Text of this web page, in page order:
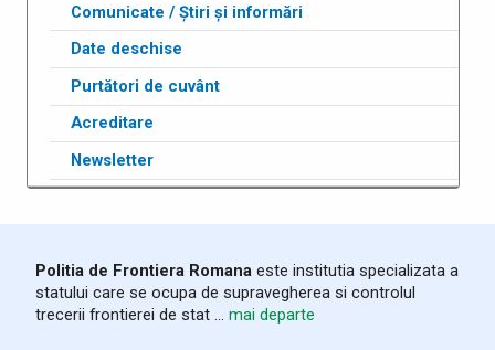
Comunicate / Știri și informări
Date deschise
Purtători de cuvânt
Acreditare
Newsletter
Politia de Frontiera Romana este institutia specializata a
statului care se ocupa de supravegherea si controlul
trecerii frontierei de stat ... mai departe